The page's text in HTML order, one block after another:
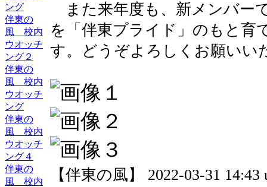
ング
伴東の
風 校内
ウオッチ
ング２
伴東の
風 校内
ウオッチ
ング
伴東の
風 校内
ウオッチ
ング４
伴東の
風 校内
また来年度も、新メンバー
を「伴東プライド」のもと育
す。どうぞよろしくお願いい
【伴東の風】 2022-03-31 14:43